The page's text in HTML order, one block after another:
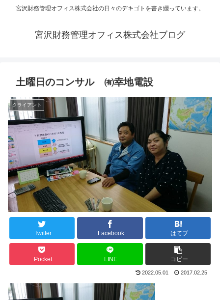
宮沢財務管理オフィス株式会社の日々のデキゴトを書き綴っています。
宮沢財務管理オフィス株式会社ブログ
土曜日のコンサル ㈲幸地電設
クライアント
Twitter Facebook はてブ
Pocket LINE コピー
2022.05.01 2017.02.25